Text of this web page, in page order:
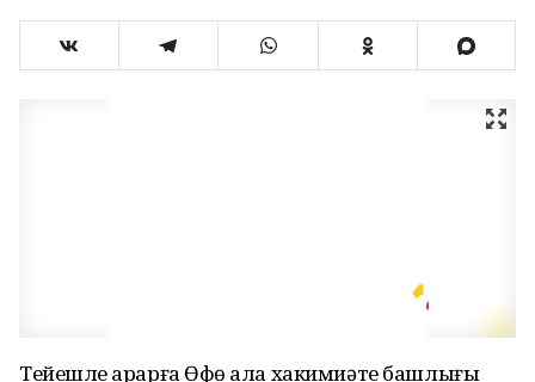
Тейешле ҡарарға Өфө ҡала хакимиәте башлығы